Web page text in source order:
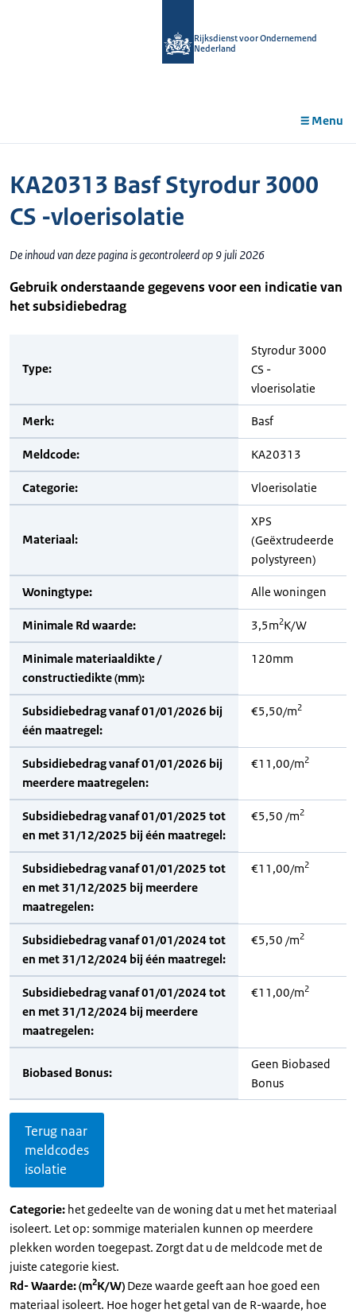
Rijksdienst voor Ondernemend
Nederland
Menu
KA20313 Basf Styrodur 3000
CS -vloerisolatie
De inhoud van deze pagina is gecontroleerd op 9 juli 2026
Gebruik onderstaande gegevens voor een indicatie van
het subsidiebedrag
Type:
Styrodur 3000
CS -
vloerisolatie
Merk: Basf
Meldcode: KA20313
Categorie: Vloerisolatie
Materiaal:
XPS
(Geëxtrudeerde
polystyreen)
Woningtype: Alle woningen
Minimale Rd waarde: 3,5m2K/W
Minimale materiaaldikte /
constructiedikte (mm):
120mm
Subsidiebedrag vanaf 01/01/2026 bij
één maatregel:
€5,50/m2
Subsidiebedrag vanaf 01/01/2026 bij
meerdere maatregelen:
€11,00/m2
Subsidiebedrag vanaf 01/01/2025 tot
en met 31/12/2025 bij één maatregel:
€5,50 /m2
Subsidiebedrag vanaf 01/01/2025 tot
en met 31/12/2025 bij meerdere
maatregelen:
€11,00/m2
Subsidiebedrag vanaf 01/01/2024 tot
en met 31/12/2024 bij één maatregel:
€5,50 /m2
Subsidiebedrag vanaf 01/01/2024 tot
en met 31/12/2024 bij meerdere
maatregelen:
€11,00/m2
Biobased Bonus:
Geen Biobased
Bonus
Terug naar
meldcodes
isolatie
Categorie: het gedeelte van de woning dat u met het materiaal
isoleert. Let op: sommige materialen kunnen op meerdere
plekken worden toegepast. Zorgt dat u de meldcode met de
juiste categorie kiest.
Rd- Waarde: (m2K/W) Deze waarde geeft aan hoe goed een
materiaal isoleert. Hoe hoger het getal van de R-waarde, hoe